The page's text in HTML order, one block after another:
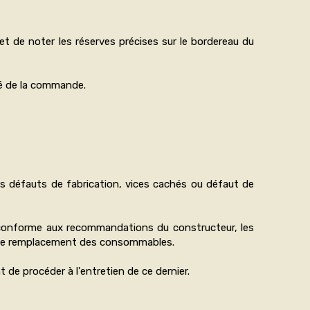
de noter les réserves précises sur le bordereau du
la commande.
défauts de fabrication, vices cachés ou défaut de
aux recommandations du constructeur, les
remplacement des consommables.
procéder à l'entretien de ce dernier.